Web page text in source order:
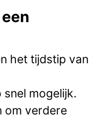
het tijdstip van
snel mogelijk.
om verdere